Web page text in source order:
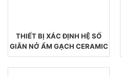
THIẾT BỊ XÁC ĐỊNH HỆ SỐ
GIÃN NỞ ẨM GẠCH CERAMIC